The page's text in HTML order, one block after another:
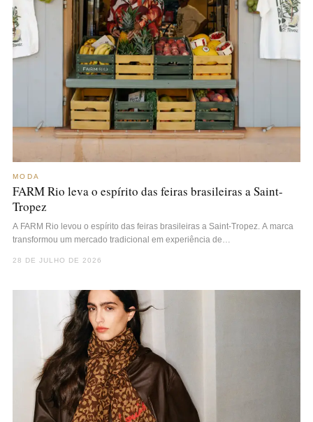
MODA
FARM Rio leva o espírito das feiras brasileiras a Saint-
Tropez
A FARM Rio levou o espírito das feiras brasileiras a Saint-Tropez. A marca
transformou um mercado tradicional em experiência de…
28 DE JULHO DE 2026